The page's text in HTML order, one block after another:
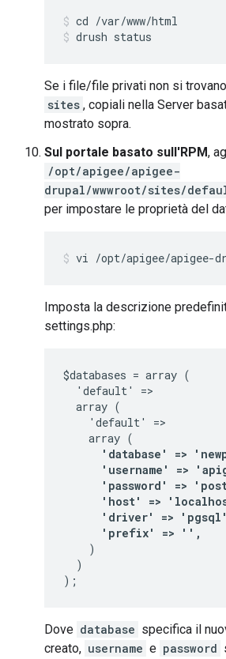
drush status
Se i file/file privati non si
sites , copiali nella Server
mostrato sopra.
Sul portale basato sull'RPM,
/opt/apigee/apigee-
drupal/wwwroot/sites/
per impostare le proprietà del
vi /opt/apigee/apigee-
Imposta la descrizione
settings.php:
$databases = array (
  'default' =>
  array (
    'default' =>
'database' =>
'username' =>
'password' =>
'host' =>
'driver' =>
      'prefix' => '',
    )
  )
);
Dove database specifica il
creato, username e password